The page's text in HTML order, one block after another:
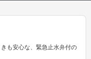
も安心な、緊急止水弁付の